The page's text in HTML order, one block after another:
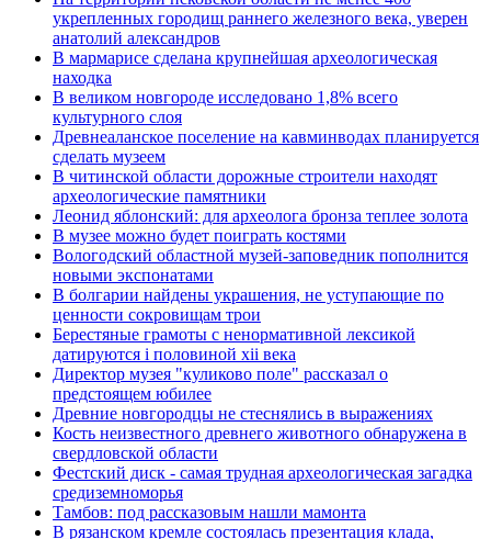
укрепленных городищ раннего железного века, уверен
анатолий александров
В мармарисе сделана крупнейшая археологическая
находка
В великом новгороде исследовано 1,8% всего
культурного слоя
Древнеаланское поселение на кавминводах планируется
сделать музеем
В читинской области дорожные строители находят
археологические памятники
Леонид яблонский: для археолога бронза теплее золота
В музее можно будет поиграть костями
Вологодский областной музей-заповедник пополнится
новыми экспонатами
В болгарии найдены украшения, не уступающие по
ценности сокровищам трои
Берестяные грамоты с ненормативной лексикой
датируются i половиной xii века
Директор музея "куликово поле" рассказал о
предстоящем юбилее
Древние новгородцы не стеснялись в выражениях
Кость неизвестного древнего животного обнаружена в
свердловской области
Фестский диск - самая трудная археологическая загадка
средиземноморья
Тамбов: под рассказовым нашли мамонта
В рязанском кремле состоялась презентация клада,